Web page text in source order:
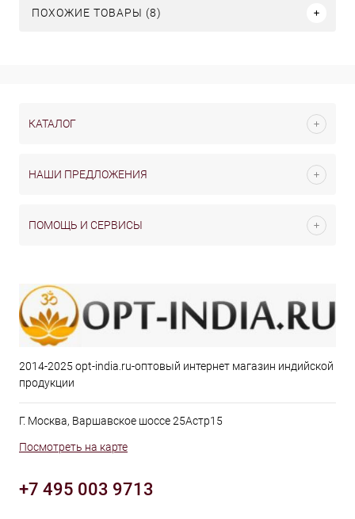
ПОХОЖИЕ ТОВАРЫ (8)
КАТАЛОГ
НАШИ ПРЕДЛОЖЕНИЯ
ПОМОЩЬ И СЕРВИСЫ
2014-2025 opt-india.ru-оптовый интернет магазин индийской
продукции
Г. Москва, Варшавское шоссе 25Астр15
Посмотреть на карте
+7 495 003 9713